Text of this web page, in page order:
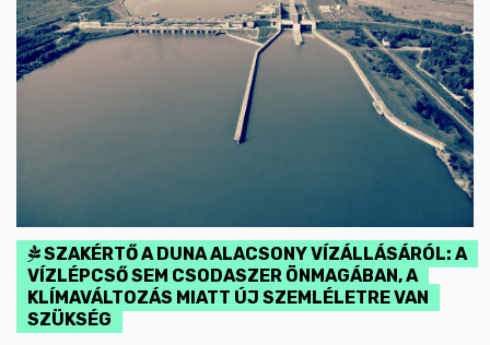
SZAKÉRTŐ A DUNA ALACSONY VÍZÁLLÁSÁRÓL: A
VÍZLÉPCSŐ SEM CSODASZER ÖNMAGÁBAN, A
KLÍMAVÁLTOZÁS MIATT ÚJ SZEMLÉLETRE VAN
SZÜKSÉG